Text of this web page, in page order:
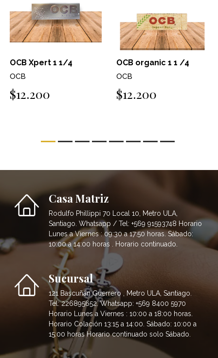
OCB Xpert 1 1/4
OCB
$12.200
OCB organic 1 1 /4
OCB
$12.200
Casa Matriz
Rodulfo Phillippi 70 Local 10, Metro ULA,
Santiago. Whatsapp / Tel: +569 91593748 Horario
Lunes a Viernes : 09:30 a 17:50 horas. Sábado:
10:00 a 14:00 horas . Horario continuado.
Sucursal
121 Bascuñán Guerrero , Metro ULA, Santiago.
Tel: 226895652. Whatsapp: +569 8400 5970
Horario Lunes a Viernes : 10:00 a 18:00 horas.
Horario Colación 13:15 a 14:00. Sábado: 10:00 a
15:00 horas Horario continuado solo Sábado.